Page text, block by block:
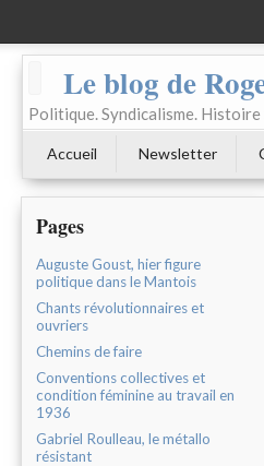
Le blog de
Politique. Syndicalisme. Histoire
Accueil Newsletter
Pages
Auguste Goust, hier figure
politique dans le Mantois
Chants révolutionnaires et
ouvriers
Chemins de faire
Conventions collectives et
condition féminine au travail en
1936
Gabriel Roulleau, le métallo
résistant